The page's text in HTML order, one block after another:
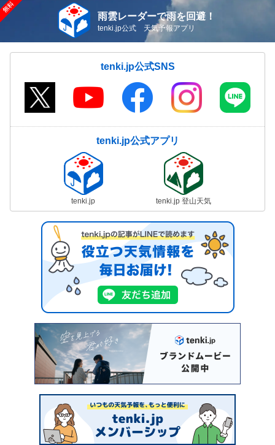
雨雲レーダーで雨を回避！
tenki.jp公式 天気予報アプリ
tenki.jp公式SNS
tenki.jp公式アプリ
tenki.jp tenki.jp 登山天気